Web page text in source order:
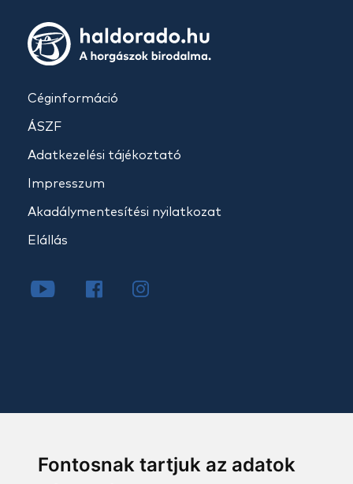
Fontosnak tartjuk az adatok
Céginformáció
ÁSZF
Adatkezelési tájékoztató
Impresszum
Akadálymentesítési nyilatkozat
Elállás